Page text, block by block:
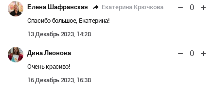
Елена Шафранская Екатерина Крючкова 0
Спасибо большое, Екатерина!
13 Декабрь 2023, 14:28
Дина Леонова 0
Очень красиво!
16 Декабрь 2023, 16:38